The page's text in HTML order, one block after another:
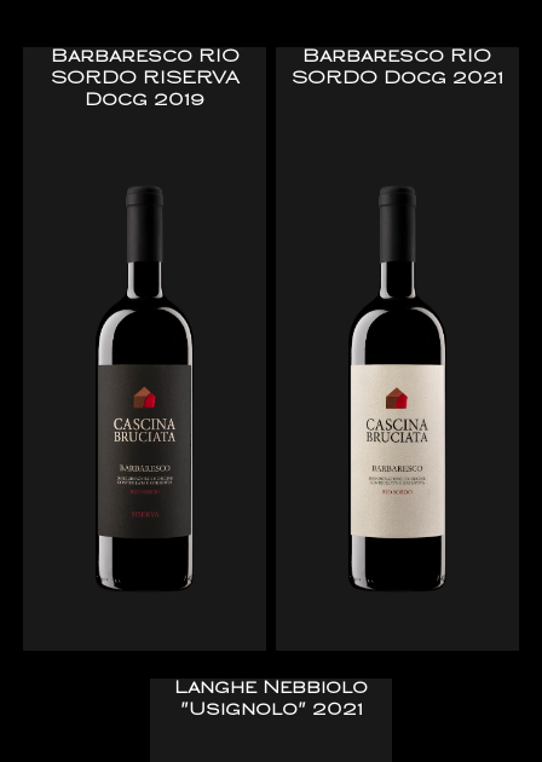
Barbaresco RIO
SORDO RISERVA
Docg 2019
Barbaresco RIO
SORDO Docg 2021
Langhe Nebbiolo
"Usignolo" 2021